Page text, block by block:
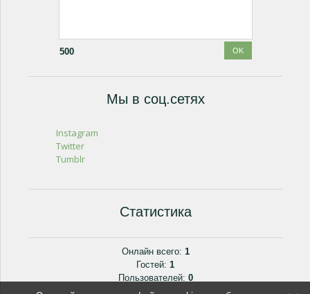
500
Мы в соц.сетях
Instagram
Twitter
Tumblr
Статистика
Онлайн всего: 1
Гостей: 1
Пользователей: 0